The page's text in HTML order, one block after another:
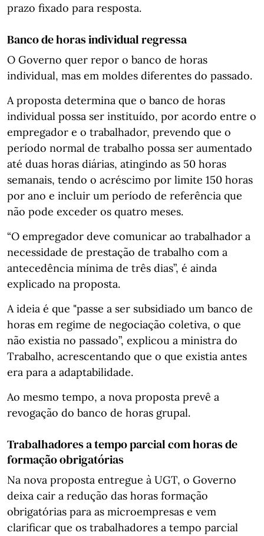
prazo fixado para resposta.
Banco de horas individual regressa
O Governo quer repor o banco de horas
individual, mas em moldes diferentes do passado.
A proposta determina que o banco de horas
individual possa ser instituído, por acordo entre o
empregador e o trabalhador, prevendo que o
período normal de trabalho possa ser aumentado
até duas horas diárias, atingindo as 50 horas
semanais, tendo o acréscimo por limite 150 horas
por ano e incluir um período de referência que
não pode exceder os quatro meses.
“O empregador deve comunicar ao trabalhador a
necessidade de prestação de trabalho com a
antecedência mínima de três dias”, é ainda
explicado na proposta.
A ideia é que "passe a ser subsidiado um banco de
horas em regime de negociação coletiva, o que
não existia no passado”, explicou a ministra do
Trabalho, acrescentando que o que existia antes
era para a adaptabilidade.
Ao mesmo tempo, a nova proposta prevê a
revogação do banco de horas grupal.
Trabalhadores a tempo parcial com horas de
formação obrigatórias
Na nova proposta entregue à UGT, o Governo
deixa cair a redução das horas formação
obrigatórias para as microempresas e vem
clarificar que os trabalhadores a tempo parcial